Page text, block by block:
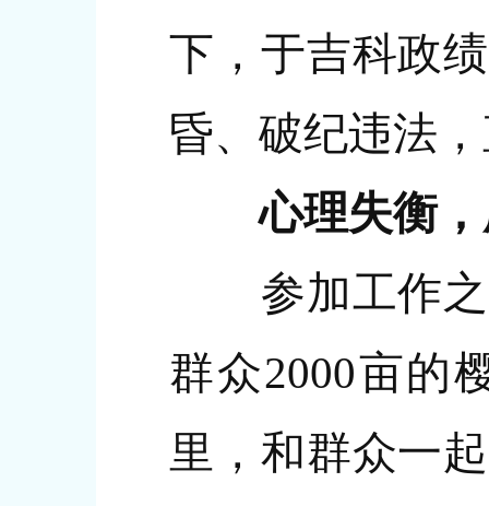
下，于吉科政
昏、破纪违法
心理失衡
参加工作之
群众2000亩的
里，和群众一